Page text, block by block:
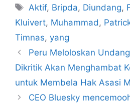
Tag
Aktif, Bripda, Diundang,
Kluivert, Muhammad,
Timnas, yang
Peru Meloloskan
Dikritik Akan Menghambat
untuk Membela Hak Asasi
CEO Bluesky